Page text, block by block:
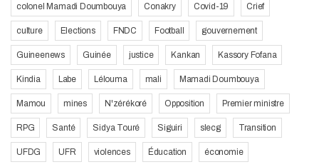
colonel Mamadi Doumbouya Conakry Covid-19 Crief
culture Elections FNDC Football gouvernement
Guineenews Guinée justice Kankan Kassory Fofana
Kindia Labe Lélouma mali Mamadi Doumbouya
Mamou mines N'zérékoré Opposition Premier ministre
RPG Santé Sidya Touré Siguiri slecg Transition
UFDG UFR violences Éducation économie